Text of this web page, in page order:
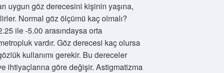
uygun göz derecesini kişinin yaşına,
Normal göz ölçümü kaç olmalı?
ile -5.00 arasındaysa orta
vardır. Göz derecesi kaç olursa
kullanımı gerekir. Bu dereceler
ihtiyaçlarına göre değişir. Astigmatizma